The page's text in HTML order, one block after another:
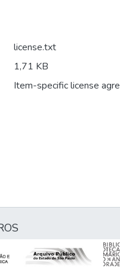
license.txt
1,71 KB
Item-specific license